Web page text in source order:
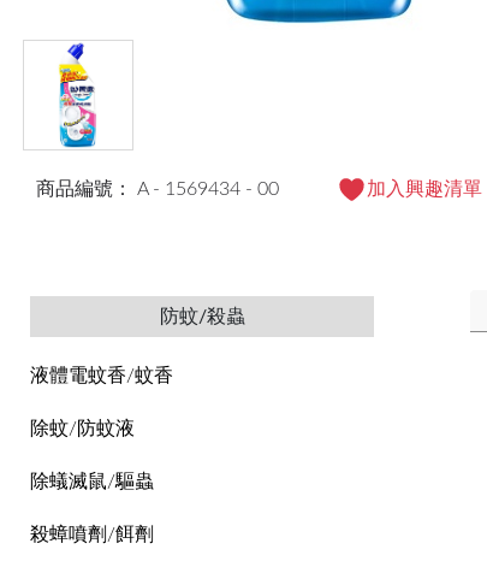
商品編號： A - 1569434 - 00 加入興趣清單
防蚊/殺蟲
液體電蚊香/蚊香
除蚊/防蚊液
除蟻滅鼠/驅蟲
殺蟑噴劑/餌劑